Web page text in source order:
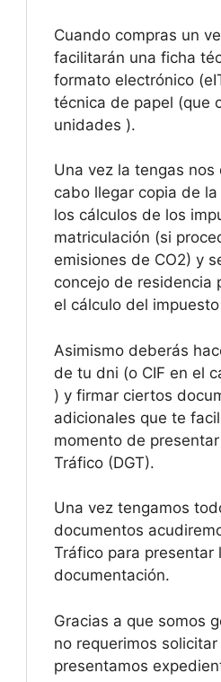
Cuando compras un
facilitarán una ficha
formato electrónico
técnica de papel (que
unidades ).
Una vez la tengas nos
cabo llegar copia de
los cálculos de los
matriculación (si
emisiones de CO2) y
concejo de residencia
el cálculo del
Asimismo deberás
de tu dni (o CIF en el
) y firmar ciertos
adicionales que te
momento de
Tráfico (DGT).
Una vez tengamos
documentos
Tráfico para presentar
documentación.
Gracias a que somos
no requerimos
presentamos